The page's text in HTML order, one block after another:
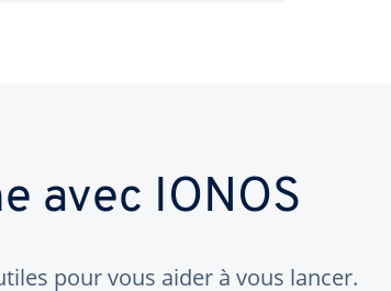
avec IONOS
pour vous aider à vous lancer.